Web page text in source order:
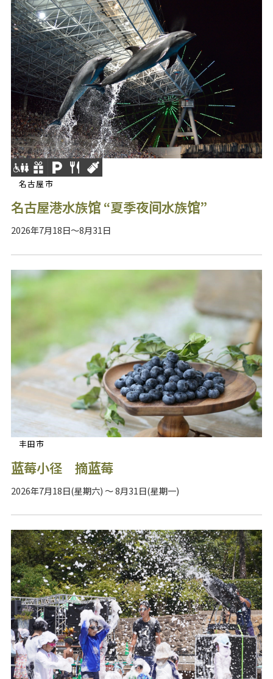
名古屋市
名古屋港水族馆 “夏季夜间水族馆”
2026年7月18日～8月31日
丰田市
蓝莓小径 摘蓝莓
2026年7月18日(星期六) ～ 8月31日(星期一)